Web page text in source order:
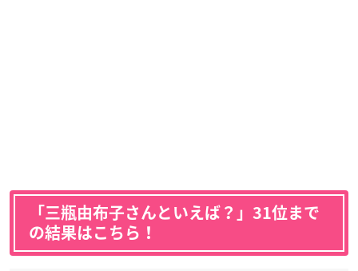
「三瓶由布子さんといえば？」31位まで
の結果はこちら！